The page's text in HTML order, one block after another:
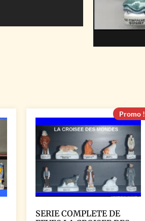
Promo !
SERIE COMPLETE DE